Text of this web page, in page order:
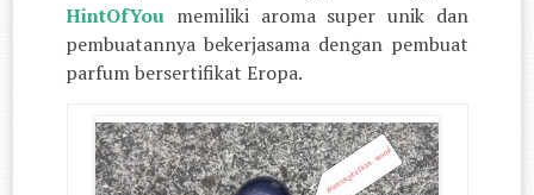
HintOfYou memiliki aroma super unik dan
pembuatannya bekerjasama dengan pembuat
parfum bersertifikat Eropa.